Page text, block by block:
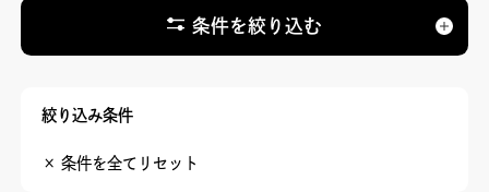
条件を絞り込む
絞り込み条件
× 条件を全てリセット